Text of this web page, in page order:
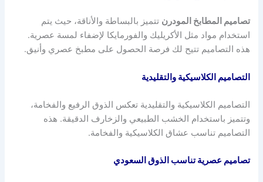
تصاميم المطابخ المودرن تتميز بالبساطة والأناقة، حيث يتم
استخدام مواد مثل الأكريليك والفورمايكا لإضفاء لمسة عصرية.
هذه التصاميم تتيح لك فرصة الحصول على مطبخ عصري وأنيق.
التصاميم الكلاسيكية والتقليدية
التصاميم الكلاسيكية والتقليدية تعكس الذوق الرفيع والفخامة،
وتتميز باستخدام الخشب الطبيعي والزخارف الدقيقة. هذه
التصاميم تناسب عشاق الكلاسيكية والفخامة.
تصاميم عصرية تناسب الذوق السعودي